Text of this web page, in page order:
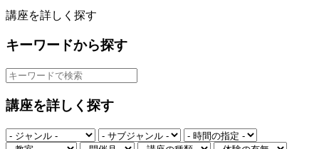
講座を詳しく探す
キーワードから探す
講座を詳しく探す